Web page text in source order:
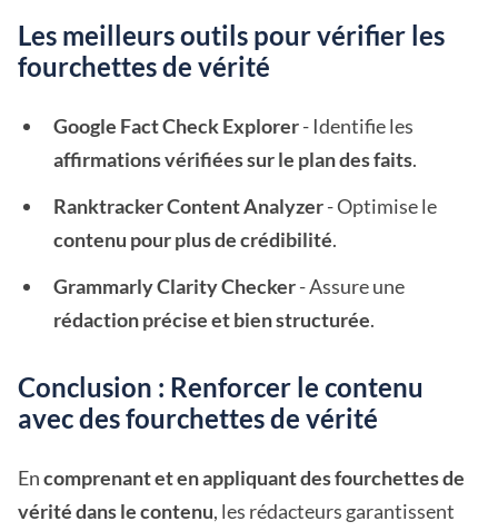
Les meilleurs outils pour vérifier les
fourchettes de vérité
Google Fact Check Explorer- Identifie les
affirmations vérifiées sur le plan des faits.
Ranktracker Content Analyzer- Optimise le
contenu pour plus de crédibilité.
Grammarly Clarity Checker- Assure une
rédaction précise et bien structurée.
Conclusion : Renforcer le contenu
avec des fourchettes de vérité
Encomprenant et en appliquant des fourchettes de
vérité dans le contenu, les rédacteurs garantissent